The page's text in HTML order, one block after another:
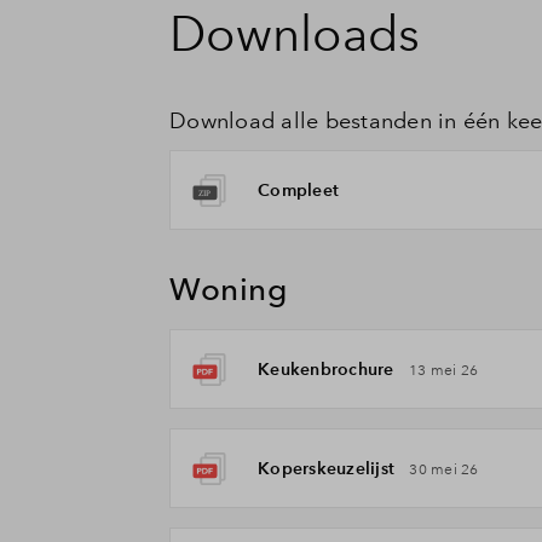
Downloads
Download alle bestanden in één
Compleet
Woning
Keukenbrochure 13 mei 26
Koperskeuzelijst 30 mei 26